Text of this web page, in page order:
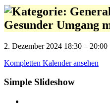
Gesunder Umgang
2. Dezember 2024 18:30 – 20:00
Kompletten Kalender ansehen
Simple Slideshow